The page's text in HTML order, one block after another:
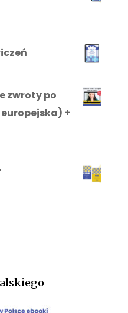
zwroty po
+